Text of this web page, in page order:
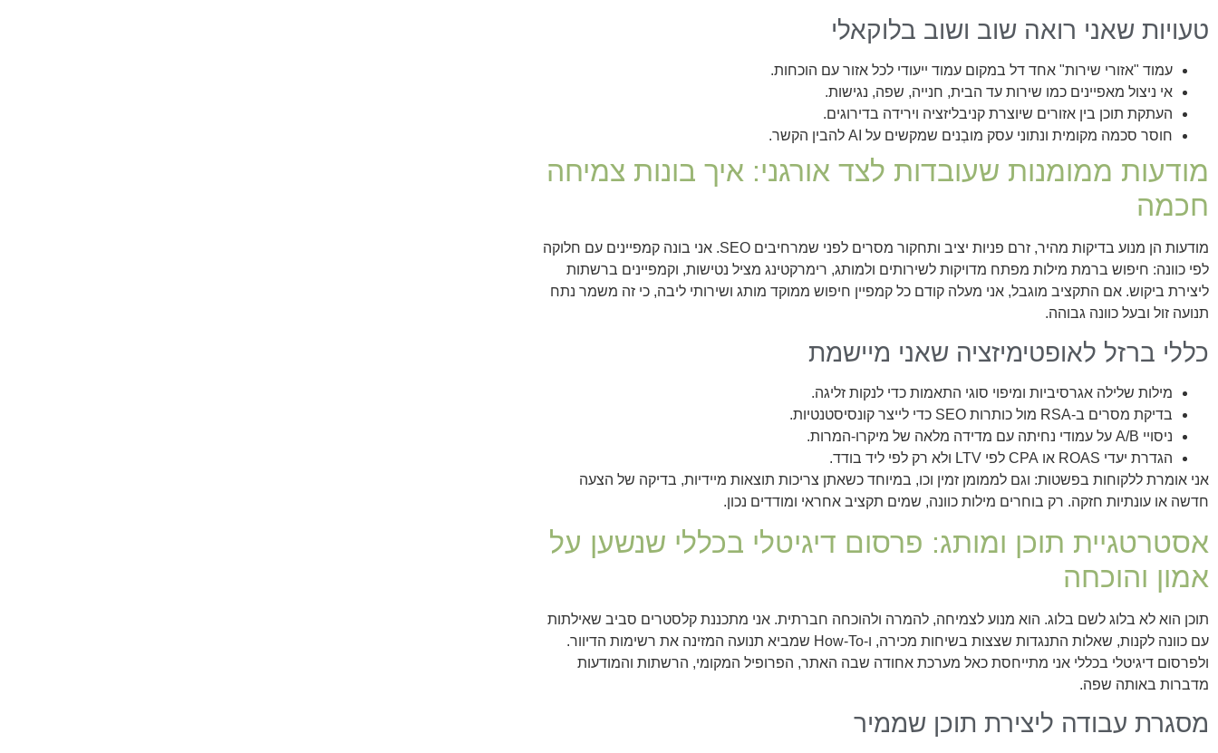
טעויות שאני רואה שוב ושוב בלוקאלי
עמוד "אזורי שירות" אחד דל במקום עמוד ייעודי לכל אזור עם הוכחות.
אי ניצול מאפיינים כמו שירות עד הבית, חנייה, שפה, נגישות.
העתקת תוכן בין אזורים שיוצרת קניבליזציה וירידה בדירוגים.
חוסר סכמה מקומית ונתוני עסק מובְנים שמקשים על AI להבין הקשר.
מודעות ממומנות שעובדות לצד אורגני: איך בונות צמיחה
חכמה
מודעות הן מנוע בדיקות מהיר, זרם פניות יציב ותחקור מסרים לפני שמרחיבים SEO. אני בונה קמפיינים עם חלוקה
לפי כוונה: חיפוש ברמת מילות מפתח מדויקות לשירותים ולמותג, רימרקטינג מציל נטישות, וקמפיינים ברשתות
ליצירת ביקוש. אם התקציב מוגבל, אני מעלה קודם כל קמפיין חיפוש ממוקד מותג ושירותי ליבה, כי זה משמר נתח
תנועה זול ובעל כוונה גבוהה.
כללי ברזל לאופטימיזציה שאני מיישמת
מילות שלילה אגרסיביות ומיפוי סוגי התאמות כדי לנקות זליגה.
בדיקת מסרים ב‑RSA מול כותרות SEO כדי לייצר קונסיסטנטיות.
ניסויי A/B על עמודי נחיתה עם מדידה מלאה של מיקרו‑המרות.
הגדרת יעדי ROAS או CPA לפי LTV ולא רק לפי ליד בודד.
אני אומרת ללקוחות בפשטות: וגם לממומן זמין וכו, במיוחד כשאתן צריכות תוצאות מיידיות, בדיקה של הצעה
חדשה או עונתיות חזקה. רק בוחרים מילות כוונה, שמים תקציב אחראי ומודדים נכון.
אסטרטגיית תוכן ומותג: פרסום דיגיטלי בכללי שנשען על
אמון והוכחה
תוכן הוא לא בלוג לשם בלוג. הוא מנוע לצמיחה, להמרה ולהוכחה חברתית. אני מתכננת קלסטרים סביב שאילתות
עם כוונה לקנות, שאלות התנגדות שצצות בשיחות מכירה, ו‑How‑To שמביא תנועה המזינה את רשימות הדיוור.
ולפרסום דיגיטלי בכללי אני מתייחסת כאל מערכת אחודה שבה האתר, הפרופיל המקומי, הרשתות והמודעות
מדברות באותה שפה.
מסגרת עבודה ליצירת תוכן שממיר